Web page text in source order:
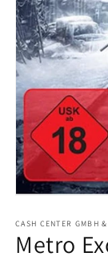
in
Modal
öffnen
CASH CENTER GMBH
Metro